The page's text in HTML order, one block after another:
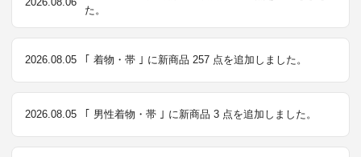
た。
2026.08.05 ｢ 着物・帯 ｣ に新商品 257 点を追加しました。
2026.08.05 ｢ 男性着物・帯 ｣ に新商品 3 点を追加しました。